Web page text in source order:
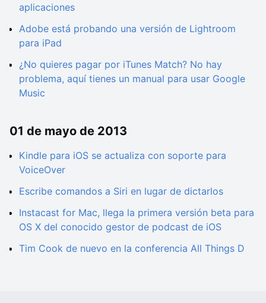
aplicaciones
Adobe está probando una versión de Lightroom
para iPad
¿No quieres pagar por iTunes Match? No hay
problema, aquí tienes un manual para usar Google
Music
01 de mayo de 2013
Kindle para iOS se actualiza con soporte para
VoiceOver
Escribe comandos a Siri en lugar de dictarlos
Instacast for Mac, llega la primera versión beta para
OS X del conocido gestor de podcast de iOS
Tim Cook de nuevo en la conferencia All Things D